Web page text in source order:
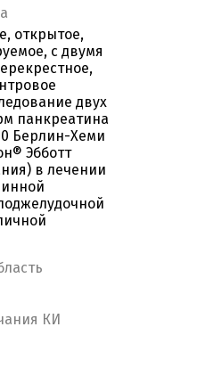
открытое,
с двумя
двух
панкреатина
Берлин-Хеми
Эбботт
в лечении
КИ